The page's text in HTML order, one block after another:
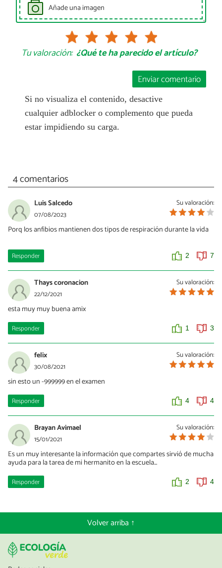
Añade una imagen
Tu valoración: ¿Qué te ha parecido el artículo?
Enviar comentario
Si no visualiza el contenido, desactive
cualquier adblocker o complemento que pueda
estar impidiendo su carga.
4 comentarios
Su valoración:
Luis Salcedo
07/08/2023
Porq los anfibios mantienen dos tipos de respiración durante la vida
Responder 2 7
Su valoración:
Thays coronacion
22/12/2021
esta muy muy buena amix
Responder 1 3
Su valoración:
felix
30/08/2021
sin esto un -999999 en el examen
Responder 4 4
Su valoración:
Brayan Avimael
15/01/2021
Es un muy interesante la información que compartes sirvió de mucha
ayuda para la tarea de mi hermanito en la escuela...
Responder 2 4
Volver arriba ↑